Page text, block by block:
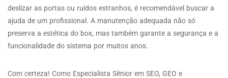
deslizar as portas ou ruídos estranhos, é recomendável buscar a
ajuda de um profissional. A manutenção adequada não só
preserva a estética do box, mas também garante a segurança e a
funcionalidade do sistema por muitos anos.
Com certeza! Como Especialista Sênior em SEO, GEO e